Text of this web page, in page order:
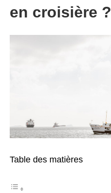
en croisière ?
Table des matières